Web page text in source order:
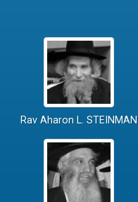
Rav Aharon L. STEINMAN